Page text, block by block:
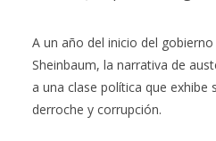
A un año del inicio del
Sheinbaum, la narrativa de
a una clase política que exhibe
derroche y corrupción.